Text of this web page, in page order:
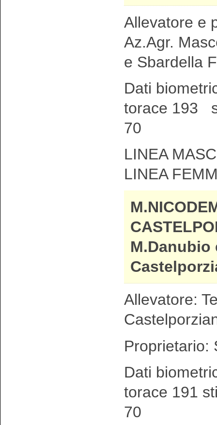
Allevatore e
Az.Agr.
e Sbardella
Dati
torace 193
70
LINEA
LINEA
M.Danubio
Allevatore:
Proprietario:
Dati
torace 191
70